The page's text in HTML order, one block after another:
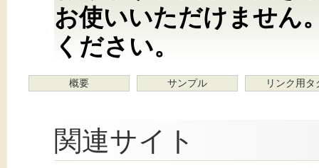
お使いいただけません
ください。
概要 サンプル リンク用タ
関連サイト